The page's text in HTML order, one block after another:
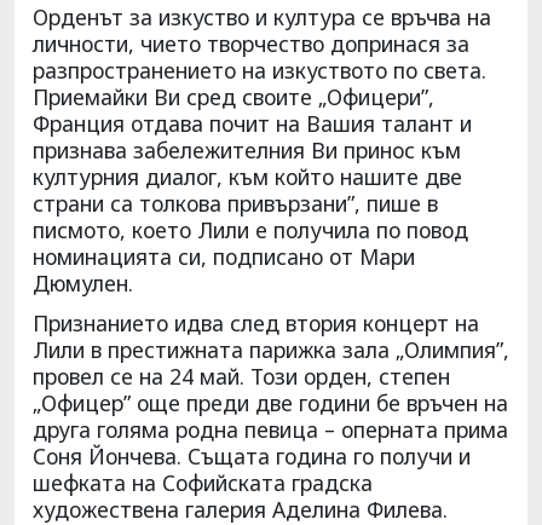
Орденът за изкуство и култура се връчва на
личности, чието творчество допринася за
разпространението на изкуството по света.
Приемайки Ви сред своите „Офицери”,
Франция отдава почит на Вашия талант и
признава забележителния Ви принос към
културния диалог, към който нашите две
страни са толкова привързани”, пише в
писмото, което Лили е получила по повод
номинацията си, подписано от Мари
Дюмулен.
Признанието идва след втория концерт на
Лили в престижната парижка зала „Олимпия”,
провел се на 24 май. Този орден, степен
„Офицер” още преди две години бе връчен на
друга голяма родна певица – оперната прима
Соня Йончева. Същата година го получи и
шефката на Софийската градска
художествена галерия Аделина Филева.